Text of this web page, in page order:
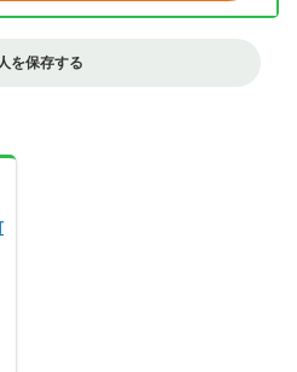
を保存する